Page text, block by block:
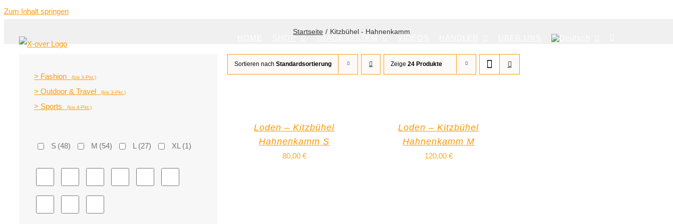
Zum Inhalt springen
SHOP TRAGESYSTEM
Startseite Kitzbühel - Hahnenkamm
Sortieren nach Standardsortierung Zeige 24 Produkte
Loden – Kitzbühel
Hahnenkamm S
80,00 €
Loden – Kitzbühel
Hahnenkamm M
120,00 €
> Fashion (bis 3-Pkt.)
> Outdoor & Travel (bis 3-Pkt.)
> Sports (bis 4-Pkt.)
S (48) M (54) L (27) XL (1)